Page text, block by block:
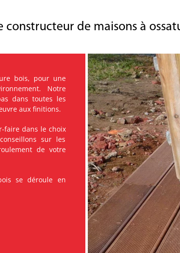
constructeur de maisons à
bois, pour une
Notre
dans toutes les
aux finitions.
faire dans le choix
sur les
de votre
se déroule en